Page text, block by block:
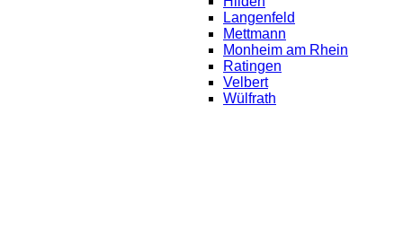
Langenfeld
Mettmann
Monheim am Rhein
Ratingen
Velbert
Wülfrath